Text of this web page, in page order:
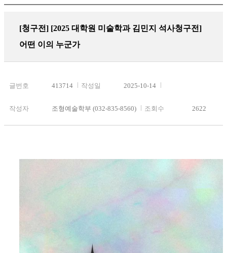
[청구전] [2025 대학원 미술학과 김민지 석사청구전]
어떤 이의 누군가
글번호 413714 작성일 2025-10-14
작성자 조형예술학부 (032-835-8560) 조회수 2622